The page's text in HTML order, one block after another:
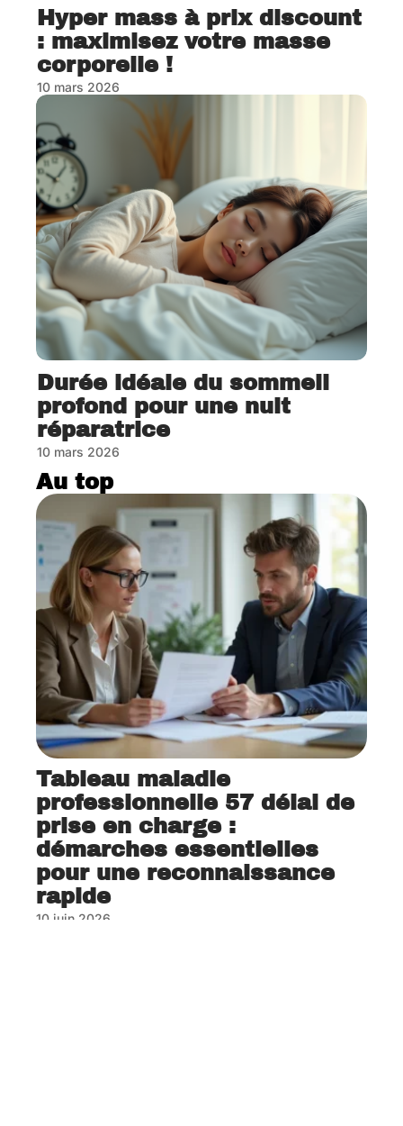
Hyper mass à prix discount
: maximisez votre masse
corporelle !
10 mars 2026
Durée idéale du sommeil
profond pour une nuit
réparatrice
10 mars 2026
Au top
Tableau maladie
professionnelle 57 délai de
prise en charge :
démarches essentielles
pour une reconnaissance
rapide
10 juin 2026